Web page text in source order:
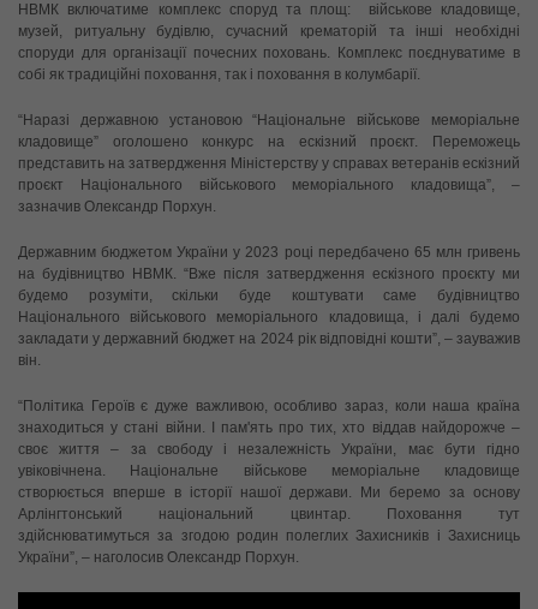
НВМК включатиме комплекс споруд та площ: військове кладовище,
музей, ритуальну будівлю, сучасний крематорій та інші необхідні
споруди для організації почесних поховань. Комплекс поєднуватиме в
собі як традиційні поховання, так і поховання в колумбарії.
“Наразі державною установою “Національне військове меморіальне
кладовище” оголошено конкурс на ескізний проєкт. Переможець
представить на затвердження Міністерству у справах ветеранів ескізний
проєкт Національного військового меморіального кладовища”, –
зазначив Олександр Порхун.
Державним бюджетом України у 2023 році передбачено 65 млн гривень
на будівництво НВМК. “Вже після затвердження ескізного проєкту ми
будемо розуміти, скільки буде коштувати саме будівництво
Національного військового меморіального кладовища, і далі будемо
закладати у державний бюджет на 2024 рік відповідні кошти”, – зауважив
він.
“Політика Героїв є дуже важливою, особливо зараз, коли наша країна
знаходиться у стані війни. І пам'ять про тих, хто віддав найдорожче –
своє життя – за свободу і незалежність України, має бути гідно
увіковічнена. Національне військове меморіальне кладовище
створюється вперше в історії нашої держави. Ми беремо за основу
Арлінгтонський національний цвинтар. Поховання тут
здійснюватимуться за згодою родин полеглих Захисників і Захисниць
України”, – наголосив Олександр Порхун.